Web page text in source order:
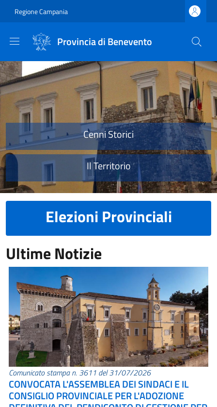
Regione Campania
Provincia di Benevento
Provincia di Benevento
Cenni Storici
Il Territorio
Elezioni Provinciali
Ultime Notizie
Comunicato stampa n. 3611 del 31/07/2026
CONVOCATA L'ASSEMBLEA DEI SINDACI E IL
CONSIGLIO PROVINCIALE PER L'ADOZIONE